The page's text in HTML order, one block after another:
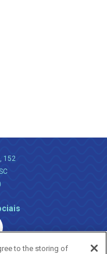
152
to the storing of